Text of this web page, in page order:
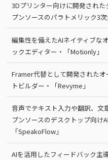
3Dプリンター向けに開発され
プンソースのパラトメリック3
編集性を備えたAIネイティブな
ックエディター・「Motionly」
Framer代替として開発された
トビルダー・「Revyme」
音声でテキスト入力や翻訳、文
プンソースのデスクトップ向け
「SpeakoFlow」
AIを活用したフィードバック主